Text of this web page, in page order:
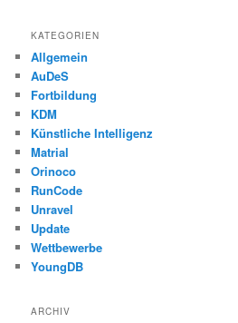
KATEGORIEN
Allgemein
AuDeS
Fortbildung
KDM
Künstliche Intelligenz
Matrial
Orinoco
RunCode
Unravel
Update
Wettbewerbe
YoungDB
ARCHIV